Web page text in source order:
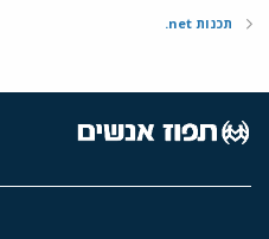
תכנות net.